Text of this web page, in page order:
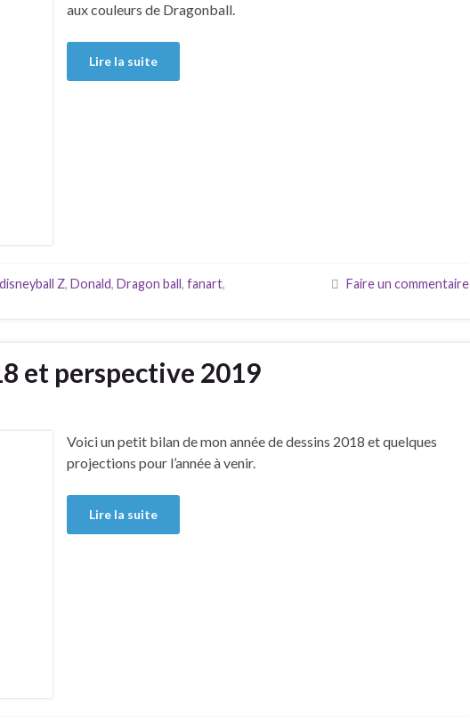
aux couleurs de Dragonball.
Lire la suite
disneyball Z, Donald, Dragon ball, fanart,
Faire un commentaire
et perspective 2019
Voici un petit bilan de mon année de dessins 2018 et quelques
projections pour l’année à venir.
Lire la suite